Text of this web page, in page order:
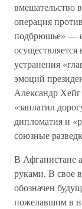
вмешательство
операция
подбрюшье» —
осуществляется
устранения
эмоций
Александр
«заплатил
дипломатия и
союзные
В Афганистане
руками. В свое
обозначен
пожелавшим в